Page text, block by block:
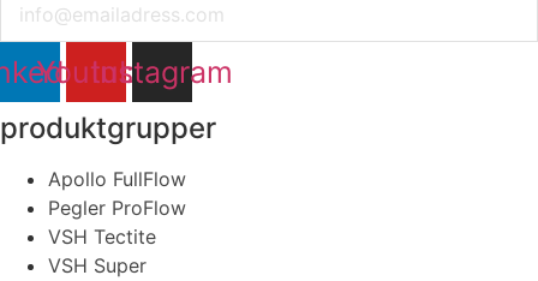
Youtube
Instagram
produktgrupper
Apollo FullFlow
Pegler ProFlow
VSH Tectite
VSH Super